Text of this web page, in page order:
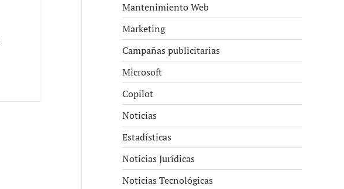
Mantenimiento Web
Marketing
Campañas publicitarias
Microsoft
Copilot
Noticias
Estadísticas
Noticias Jurídicas
Noticias Tecnológicas